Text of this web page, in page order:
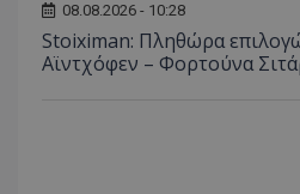
08.08.2026 - 10:28
Stoiximan: Πληθώρα
Αϊντχόφεν – Φορτούνα